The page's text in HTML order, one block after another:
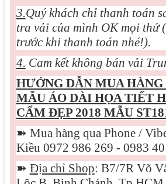
3.Quý khách chỉ thanh toán
tra vải của mình OK mọi thứ
trước khi thanh toán nhé!).
4. Cam kết không bán vải
HƯỚNG DẪN MUA
MẪU ÁO DÀI HỌA TIẾT
CẨM ĐẸP 2018 MẪU
➽ Mua hàng qua Phone /
Kiều 0972 986 269 - 0983
➽ Địa chỉ Shop: B7/7R Võ